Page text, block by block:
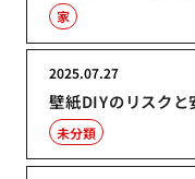
家
壁紙DIYのリスクと
2025.07.27
未分類